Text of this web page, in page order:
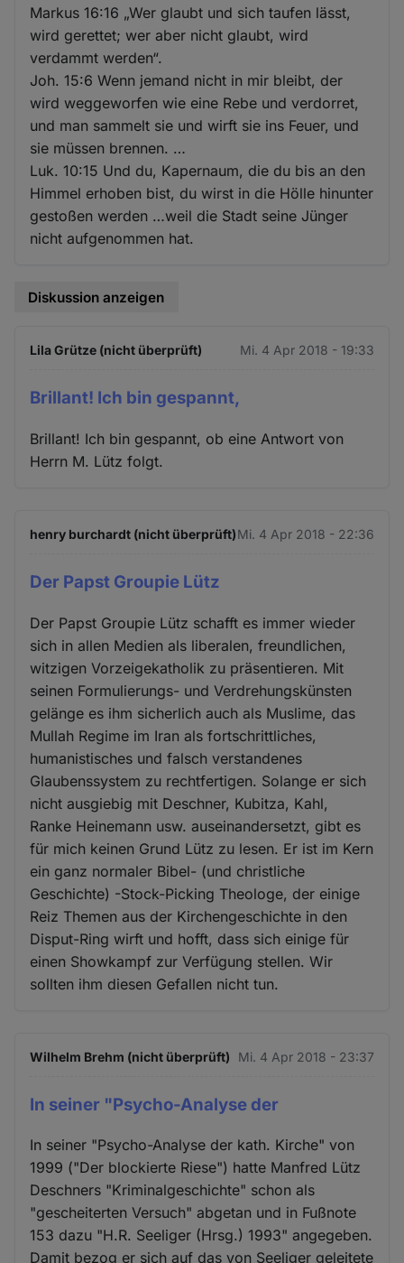
Markus 16:16 „Wer glaubt und sich taufen lässt,
wird gerettet; wer aber nicht glaubt, wird
verdammt werden“.
Joh. 15:6 Wenn jemand nicht in mir bleibt, der
wird weggeworfen wie eine Rebe und verdorret,
und man sammelt sie und wirft sie ins Feuer, und
sie müssen brennen. …
Luk. 10:15 Und du, Kapernaum, die du bis an den
Himmel erhoben bist, du wirst in die Hölle hinunter
gestoßen werden …weil die Stadt seine Jünger
nicht aufgenommen hat.
Diskussion anzeigen
Lila Grütze (nicht überprüft) Mi. 4 Apr 2018 - 19:33
Brillant! Ich bin gespannt,
Brillant! Ich bin gespannt, ob eine Antwort von
Herrn M. Lütz folgt.
henry burchardt (nicht überprüft)Mi. 4 Apr 2018 - 22:36
Der Papst Groupie Lütz
Der Papst Groupie Lütz schafft es immer wieder
sich in allen Medien als liberalen, freundlichen,
witzigen Vorzeigekatholik zu präsentieren. Mit
seinen Formulierungs- und Verdrehungskünsten
gelänge es ihm sicherlich auch als Muslime, das
Mullah Regime im Iran als fortschrittliches,
humanistisches und falsch verstandenes
Glaubenssystem zu rechtfertigen. Solange er sich
nicht ausgiebig mit Deschner, Kubitza, Kahl,
Ranke Heinemann usw. auseinandersetzt, gibt es
für mich keinen Grund Lütz zu lesen. Er ist im Kern
ein ganz normaler Bibel- (und christliche
Geschichte) -Stock-Picking Theologe, der einige
Reiz Themen aus der Kirchengeschichte in den
Disput-Ring wirft und hofft, dass sich einige für
einen Showkampf zur Verfügung stellen. Wir
sollten ihm diesen Gefallen nicht tun.
Wilhelm Brehm (nicht überprüft) Mi. 4 Apr 2018 - 23:37
In seiner "Psycho-Analyse der
In seiner "Psycho-Analyse der kath. Kirche" von
1999 ("Der blockierte Riese") hatte Manfred Lütz
Deschners "Kriminalgeschichte" schon als
"gescheiterten Versuch" abgetan und in Fußnote
153 dazu "H.R. Seeliger (Hrsg.) 1993" angegeben.
Damit bezog er sich auf das von Seeliger geleitete